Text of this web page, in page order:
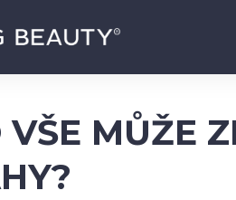
VŠE MŮŽE